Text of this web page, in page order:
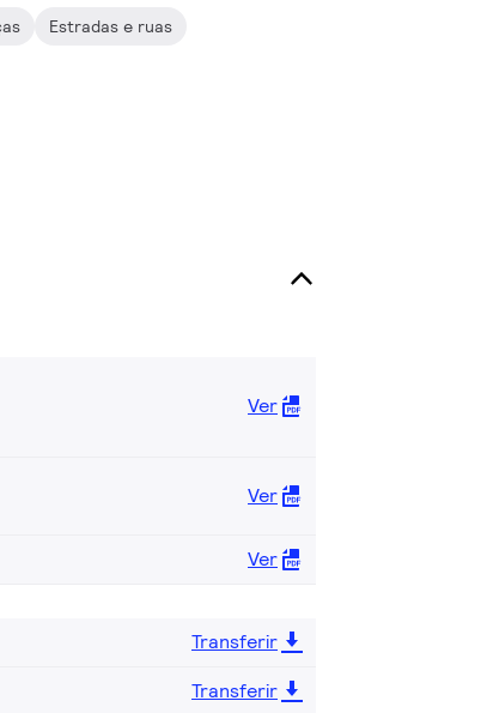
Estradas e ruas
Ver
Ver
Ver
Transferir
Transferir